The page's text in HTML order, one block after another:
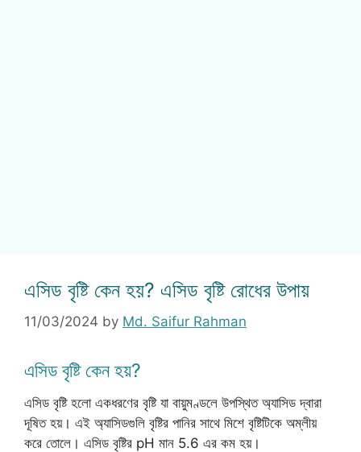
এসিড বৃষ্টি কেন হয়? এসিড বৃষ্টি রোধের উপায়
11/03/2024 by Md. Saifur Rahman
এসিড বৃষ্টি কেন হয়?
এসিড বৃষ্টি হলো একধরণের বৃষ্টি যা বায়ুমণ্ডলে উপস্থিত অ্যাসিড দ্বারা
দূষিত হয়। এই অ্যাসিডগুলি বৃষ্টির পানির সাথে মিশে বৃষ্টিটিকে অম্লীয়
করে তোলে। এসিড বৃষ্টির pH মান 5.6 এর কম হয়।